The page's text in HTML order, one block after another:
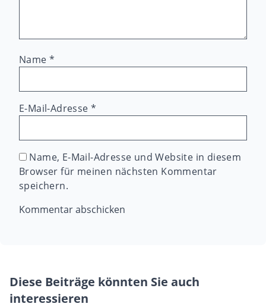
Name *
E-Mail-Adresse*
Name, E-Mail-Adresse und Website in diesem
Browser für meinen nächsten Kommentar
speichern.
Diese Beiträge könnten Sie auch
interessieren